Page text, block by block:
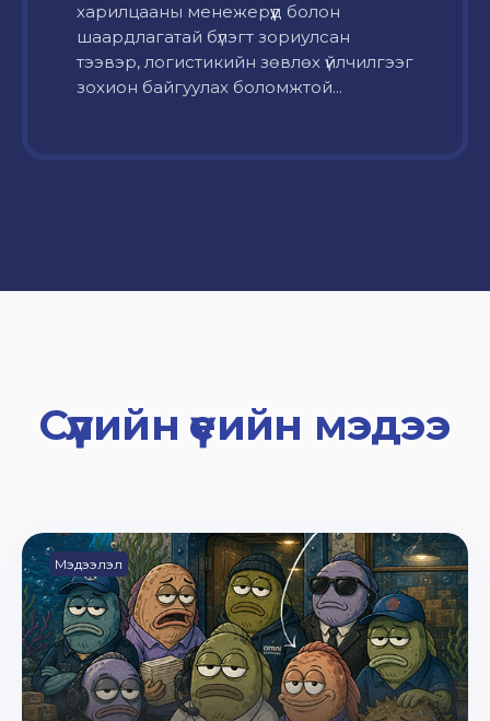
харилцааны менежерүүд болон
шаардлагатай бүлэгт зориулсан
тээвэр, логистикийн зөвлөх үйлчилгээг
зохион байгуулах боломжтой...
Сүүлийн үеийн мэдээ
Мэдээлэл